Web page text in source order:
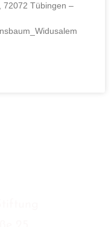
72072 Tübingen –